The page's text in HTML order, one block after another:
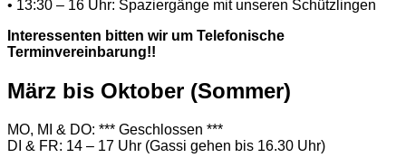
• 13:30 – 16 Uhr: Spaziergänge mit unseren Schützlingen
Interessenten bitten wir um Telefonische
Terminvereinbarung!!
März bis Oktober (Sommer)
MO, MI & DO: *** Geschlossen ***
DI & FR: 14 – 17 Uhr (Gassi gehen bis 16.30 Uhr)